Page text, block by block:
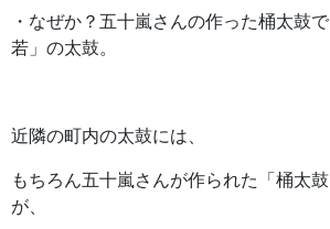
・なぜか？五十嵐さんの作った桶太鼓
若」の太鼓。
近隣の町内の太鼓には、
もちろん五十嵐さんが作られた「桶太
が、